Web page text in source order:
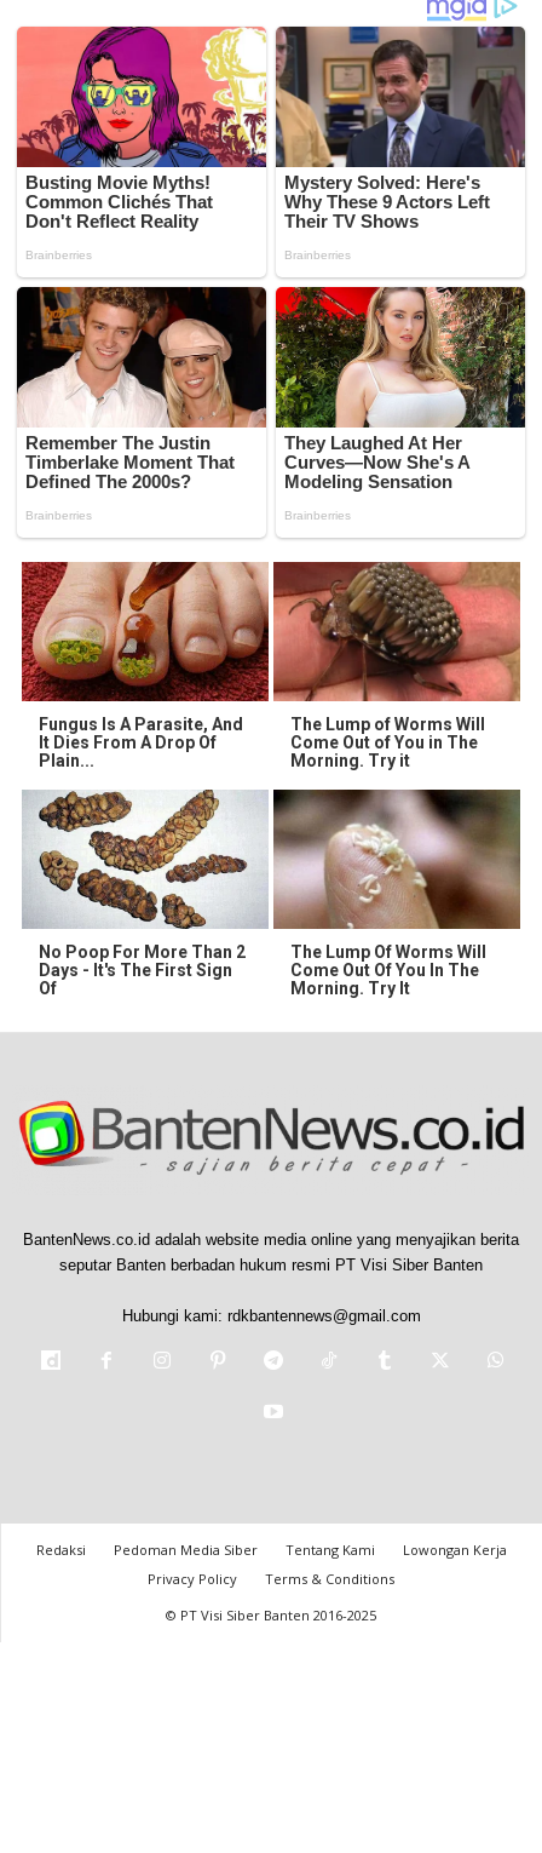
Fungus Is A Parasite, And
It Dies From A Drop Of
Plain...
The Lump of Worms Will
Come Out of You in The
Morning. Try it
No Poop For More Than 2
Days - It's The First Sign
Of
The Lump Of Worms Will
Come Out Of You In The
Morning. Try It
BantenNews.co.id adalah website media online yang menyajikan berita
seputar Banten berbadan hukum resmi PT Visi Siber Banten
Hubungi kami: rdkbantennews@gmail.com
Redaksi Pedoman Media Siber Tentang Kami
Lowongan Kerja
Privacy Policy
Terms & Conditions
© PT Visi Siber Banten 2016-2025